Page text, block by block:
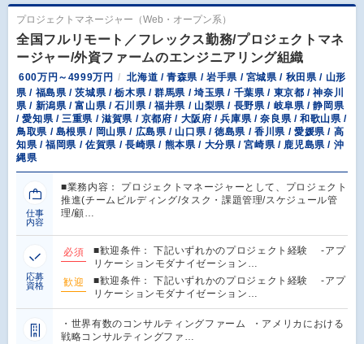
プロジェクトマネージャー（Web・オープン系）
全国フルリモート／フレックス勤務/プロジェクトマネ
ージャー/外資ファームのエンジニアリング組織
600万円～4999万円
北海道 / 青森県 / 岩手県 / 宮城県 / 秋田県 / 山形
県 / 福島県 / 茨城県 / 栃木県 / 群馬県 / 埼玉県 / 千葉県 / 東京都 / 神奈川
県 / 新潟県 / 富山県 / 石川県 / 福井県 / 山梨県 / 長野県 / 岐阜県 / 静岡県
/ 愛知県 / 三重県 / 滋賀県 / 京都府 / 大阪府 / 兵庫県 / 奈良県 / 和歌山県 /
鳥取県 / 島根県 / 岡山県 / 広島県 / 山口県 / 徳島県 / 香川県 / 愛媛県 / 高
知県 / 福岡県 / 佐賀県 / 長崎県 / 熊本県 / 大分県 / 宮崎県 / 鹿児島県 / 沖
縄県
仕事
内容
■業務内容： プロジェクトマネージャーとして、プロジェクト
推進(チームビルディング/タスク・課題管理/スケジュール管
理/顧…
応募
資格
必須
■歓迎条件： 下記いずれかのプロジェクト経験 -アプ
リケーションモダナイゼーション…
歓迎
■歓迎条件： 下記いずれかのプロジェクト経験 -アプ
リケーションモダナイゼーション…
・世界有数のコンサルティングファーム ・アメリカにおける
戦略コンサルティングファ…